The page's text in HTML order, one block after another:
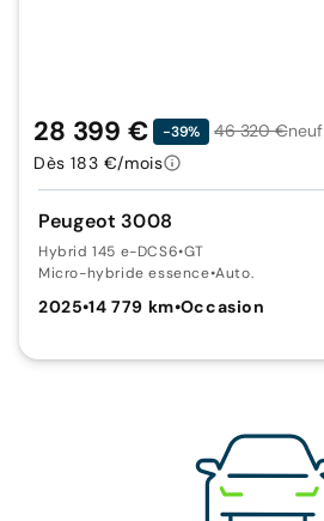
Peugeot 3008
Hybrid 145 e-DCS6•GT
Micro-hybride essence•Auto.
2025•14 779 km•Occasion
28 399 € -39% 46 320 €neuf
Dès 183 €/mois